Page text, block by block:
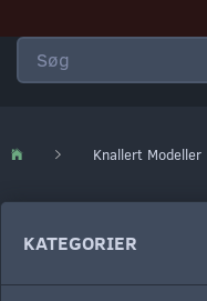
Knallert Modeller
KATEGORIER